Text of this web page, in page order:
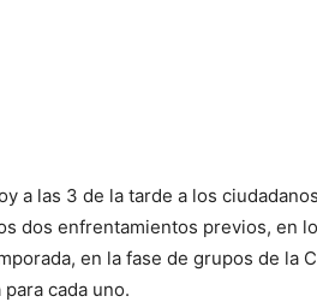
a las 3 de la tarde a los
dos enfrentamientos previos, en
en la fase de grupos de la
cada uno.